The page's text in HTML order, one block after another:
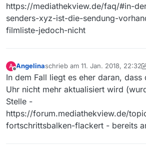
https://mediathekview.de/faq/#in-
senders-xyz-ist-die-sendung-
filmliste-jedoch-nicht
A
Offline
Angelinaschrieb am 11. Jan. 2018, 22:32
zuletzt editiert von Angelina1.
In dem Fall liegt es eher daran, dass
Uhr nicht mehr aktualisiert wird
Stelle -
https://forum.mediathekview.de/
fortschrittsbalken-flackert - bereits